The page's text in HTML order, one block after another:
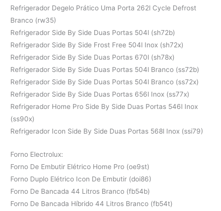
Refrigerador Degelo Prático Uma Porta 262l Cycle Defrost
Branco (rw35)
Refrigerador Side By Side Duas Portas 504l (sh72b)
Refrigerador Side By Side Frost Free 504l Inox (sh72x)
Refrigerador Side By Side Duas Portas 670l (sh78x)
Refrigerador Side By Side Duas Portas 504l Branco (ss72b)
Refrigerador Side By Side Duas Portas 504l Branco (ss72x)
Refrigerador Side By Side Duas Portas 656l Inox (ss77x)
Refrigerador Home Pro Side By Side Duas Portas 546l Inox
(ss90x)
Refrigerador Icon Side By Side Duas Portas 568l Inox (ssi79)
Forno Electrolux:
Forno De Embutir Elétrico Home Pro (oe9st)
Forno Duplo Elétrico Icon De Embutir (doi86)
Forno De Bancada 44 Litros Branco (fb54b)
Forno De Bancada Híbrido 44 Litros Branco (fb54t)